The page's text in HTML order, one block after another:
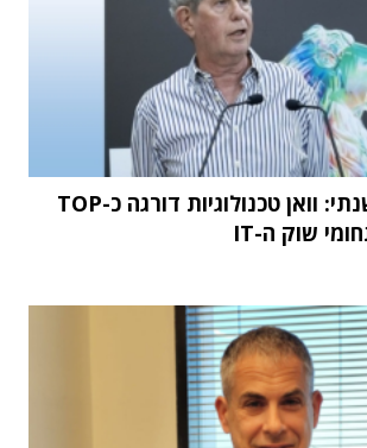
מחקר STKI השנתי: וואן טכנולוגיות דורגה כ-TOP